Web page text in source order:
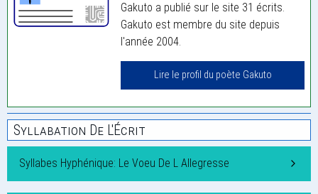
Gakuto a publié sur le site 31 écrits.
Gakuto est membre du site depuis
l'année 2004.
Lire le profil du poète Gakuto
Syllabation De L'Écrit
Syllabes Hyphénique: Le Voeu De L Allegresse